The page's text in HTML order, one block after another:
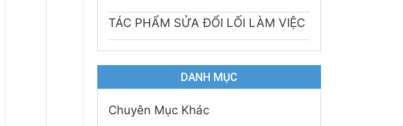
TÁC PHẨM SỬA ĐỔI LỐI LÀM VIỆC
DANH MỤC
Chuyên Mục Khác